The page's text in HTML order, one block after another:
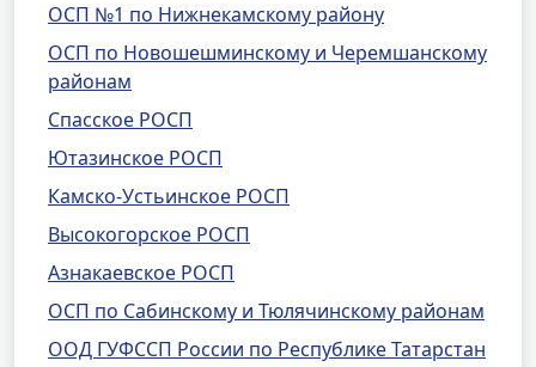
ОСП №1 по Нижнекамскому району
ОСП по Новошешминскому и Черемшанскому
районам
Спасское РОСП
Ютазинское РОСП
Камско-Устьинское РОСП
Высокогорское РОСП
Азнакаевское РОСП
ОСП по Сабинскому и Тюлячинскому районам
ООД ГУФССП России по Республике Татарстан